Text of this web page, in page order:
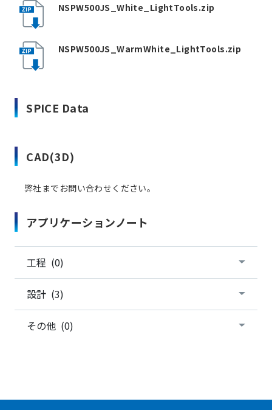
NSPW500JS_White_LightTools.zip
NSPW500JS_WarmWhite_LightTools.zip
SPICE Data
CAD(3D)
弊社までお問い合わせください。
アプリケーションノート
工程 (0)
設計 (3)
その他 (0)